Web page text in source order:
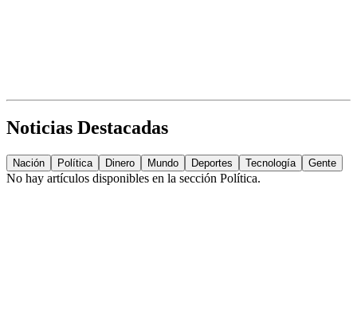
Noticias Destacadas
Nación Política Dinero Mundo Deportes Tecnología Gente
No hay artículos disponibles en la sección Política.